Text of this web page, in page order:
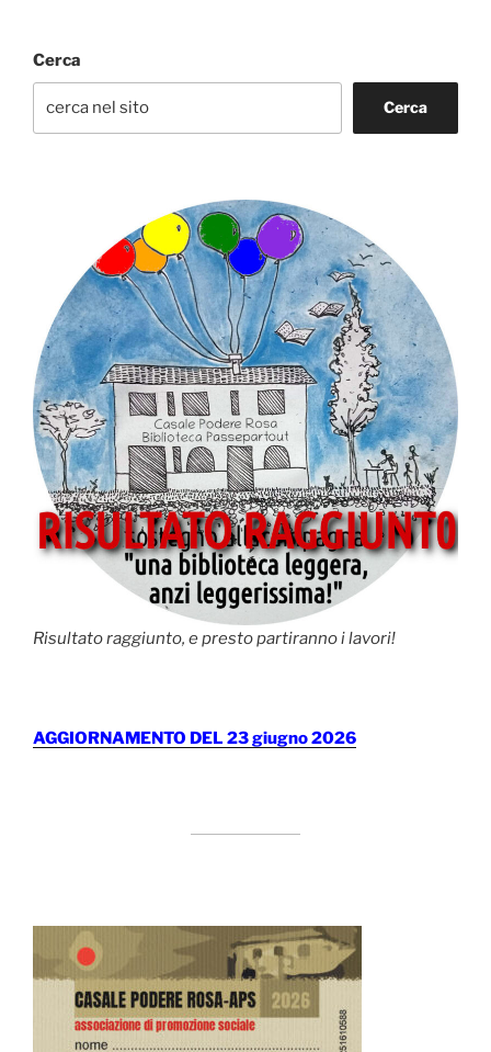
Cerca
Cerca
Risultato raggiunto, e presto partiranno i lavori!
AGGIORNAMENTO DEL 23 giugno 2026